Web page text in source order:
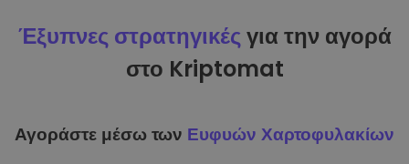
Έξυπνες στρατηγικέςγια την αγορά
στο Kriptomat
Αγοράστε μέσω των Ευφυών Χαρτοφυλακίων